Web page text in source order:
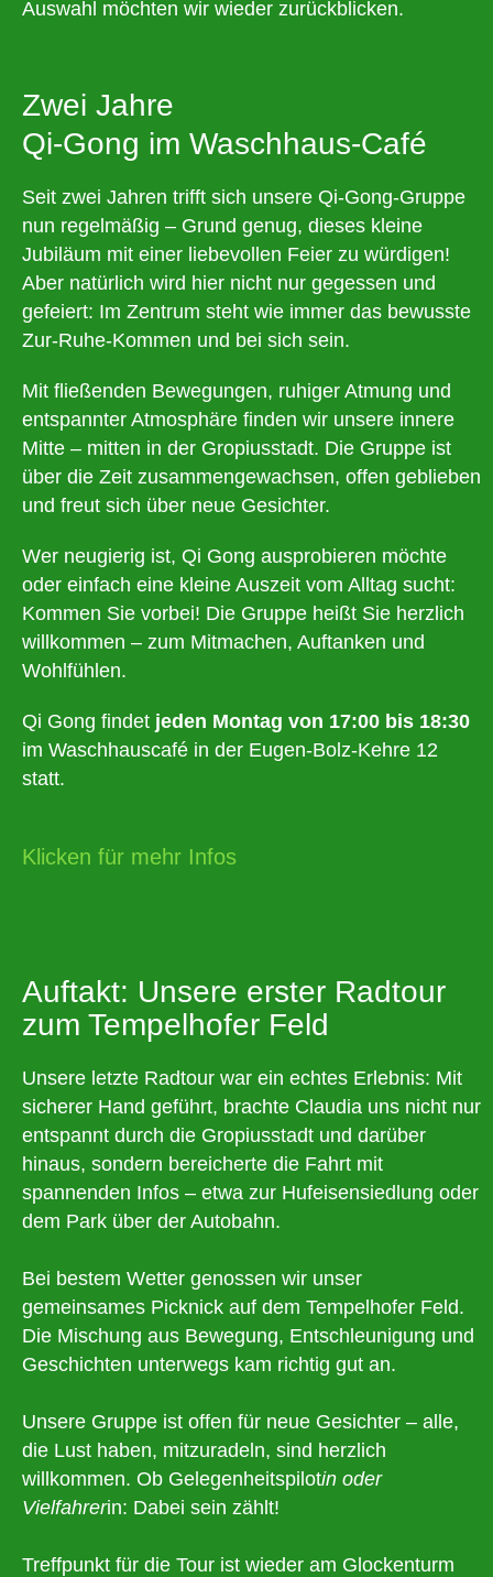
Auswahl möchten wir wieder zurückblicken.
Zwei Jahre
Qi-Gong im Waschhaus-Café
Seit zwei Jahren trifft sich unsere Qi-Gong-Gruppe
nun regelmäßig – Grund genug, dieses kleine
Jubiläum mit einer liebevollen Feier zu würdigen!
Aber natürlich wird hier nicht nur gegessen und
gefeiert: Im Zentrum steht wie immer das bewusste
Zur-Ruhe-Kommen und bei sich sein.
Mit fließenden Bewegungen, ruhiger Atmung und
entspannter Atmosphäre finden wir unsere innere
Mitte – mitten in der Gropiusstadt. Die Gruppe ist
über die Zeit zusammengewachsen, offen geblieben
und freut sich über neue Gesichter.
Wer neugierig ist, Qi Gong ausprobieren möchte
oder einfach eine kleine Auszeit vom Alltag sucht:
Kommen Sie vorbei! Die Gruppe heißt Sie herzlich
willkommen – zum Mitmachen, Auftanken und
Wohlfühlen.
Qi Gong findet jeden Montag von 17:00 bis 18:30
im Waschhauscafé in der Eugen-Bolz-Kehre 12
statt.
Klicken für mehr Infos
Auftakt: Unsere erster Radtour
zum Tempelhofer Feld
Unsere letzte Radtour war ein echtes Erlebnis: Mit
sicherer Hand geführt, brachte Claudia uns nicht nur
entspannt durch die Gropiusstadt und darüber
hinaus, sondern bereicherte die Fahrt mit
spannenden Infos – etwa zur Hufeisensiedlung oder
dem Park über der Autobahn.
Bei bestem Wetter genossen wir unser
gemeinsames Picknick auf dem Tempelhofer Feld.
Die Mischung aus Bewegung, Entschleunigung und
Geschichten unterwegs kam richtig gut an.
Unsere Gruppe ist offen für neue Gesichter – alle,
die Lust haben, mitzuradeln, sind herzlich
willkommen. Ob Gelegenheitspilotin oder
Vielfahrerin: Dabei sein zählt!
Treffpunkt für die Tour ist wieder am Glockenturm